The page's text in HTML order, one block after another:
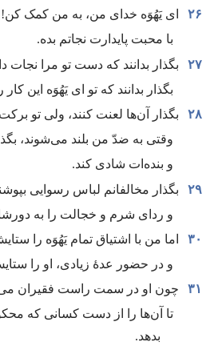
۲۶
ای یَهُوَه خدای من،‏ به من کمک کن!‏
با محبت پایدارت نجاتم بده.‏
۲۷
بگذار بدانند که دست تو مرا نجات
بگذار بدانند که تو ای یَهُوَه این
۲۸
بگذار آن‌ها لعنت کنند،‏ ولی تو
وقتی به ضدّ من بلند می‌شوند،‏
و بنده‌ات شادی کند.‏
۲۹
بگذار مخالفانم لباس رسوایی
و ردای شرم و خجالت را به
۳۰
اما من با اشتیاق تمام یَهُوَه را
و در حضور عدهٔ زیادی،‏ او را
۳۱
چون او در سمت راست فقیران
تا آن‌ها را از دست کسانی که
بدهد.‏